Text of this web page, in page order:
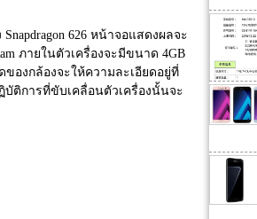
626 หน้าจอแสดงผลจะ
ภายในตัวเครื่องจะมีขนาด 4GB
องกล้องจะให้ความละเอียดอยู่ที่
ติการที่ขับเคลื่อนตัวเครื่องนั้นจะ